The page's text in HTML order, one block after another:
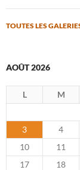
TOUTES LES
AOÛT 2026
L M
3
4
10
11
17
18